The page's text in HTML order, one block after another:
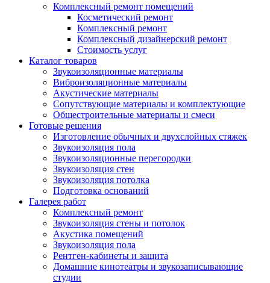
Комплексный ремонт помещений
Косметический ремонт
Комплексный ремонт
Комплексный дизайнерский ремонт
Стоимость услуг
Каталог товаров
Звукоизоляционные материалы
Виброизоляционные материалы
Акустические материалы
Сопутствующие материалы и комплектующие
Общестроительные материалы и смеси
Готовые решения
Изготовление обычных и двухслойных стяжек
Звукоизоляция пола
Звукоизоляционные перегородки
Звукоизоляция стен
Звукоизоляция потолка
Подготовка оснований
Галерея работ
Комплексный ремонт
Звукоизоляция стены и потолок
Акустика помещений
Звукоизоляция пола
Рентген-кабинеты и защита
Домашние кинотеатры и звукозаписывающие
студии